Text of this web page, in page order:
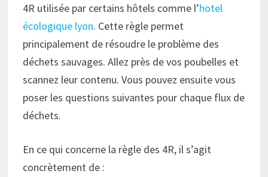
4R utilisée par certains hôtels comme l’hotel
écologique lyon. Cette règle permet
principalement de résoudre le problème des
déchets sauvages. Allez près de vos poubelles et
scannez leur contenu. Vous pouvez ensuite vous
poser les questions suivantes pour chaque flux de
déchets.
En ce qui concerne la règle des 4R, il s’agit
concrètement de :